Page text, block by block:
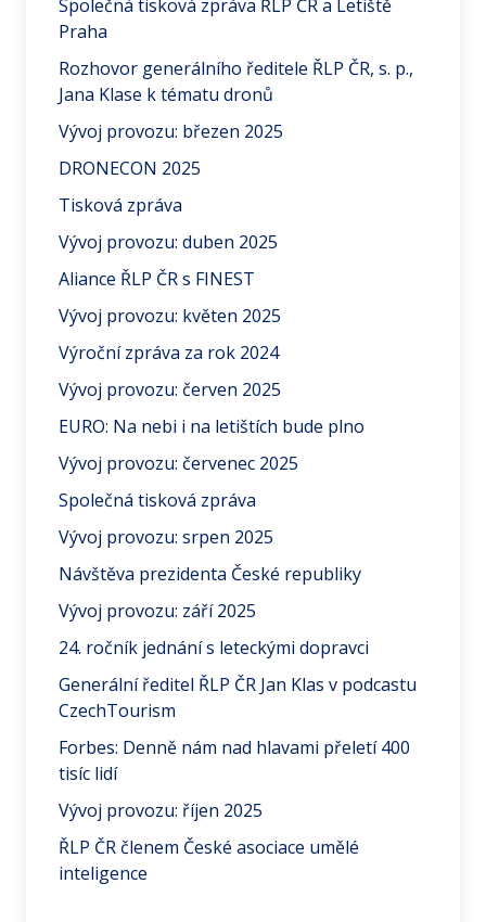
Společná tisková zpráva ŘLP ČR a Letiště
Praha
Rozhovor generálního ředitele ŘLP ČR, s. p.,
Jana Klase k tématu dronů
Vývoj provozu: březen 2025
DRONECON 2025
Tisková zpráva
Vývoj provozu: duben 2025
Aliance ŘLP ČR s FINEST
Vývoj provozu: květen 2025
Výroční zpráva za rok 2024
Vývoj provozu: červen 2025
EURO: Na nebi i na letištích bude plno
Vývoj provozu: červenec 2025
Společná tisková zpráva
Vývoj provozu: srpen 2025
Návštěva prezidenta České republiky
Vývoj provozu: září 2025
24. ročník jednání s leteckými dopravci
Generální ředitel ŘLP ČR Jan Klas v podcastu
CzechTourism
Forbes: Denně nám nad hlavami přeletí 400
tisíc lidí
Vývoj provozu: říjen 2025
ŘLP ČR členem České asociace umělé
inteligence